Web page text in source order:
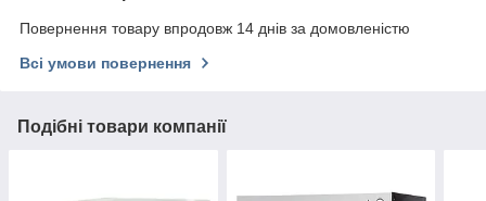
Повернення товару впродовж 14 днів за домовленістю
Всі умови повернення
Подібні товари компанії